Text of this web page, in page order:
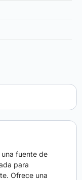
una fuente de
para
Ofrece una